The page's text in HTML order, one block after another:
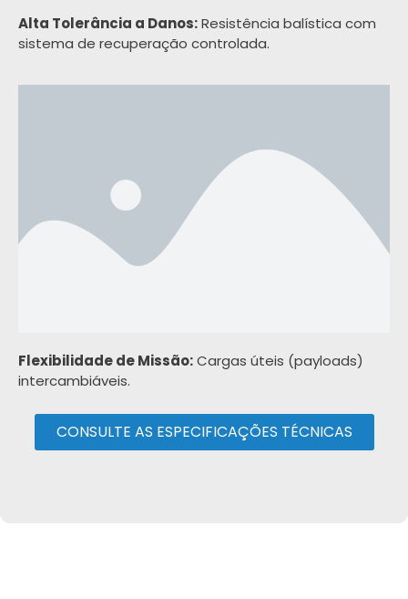
Alta Tolerância a Danos:Resistência balística com
sistema de recuperação controlada.
Flexibilidade de Missão:Cargas úteis (payloads)
intercambiáveis.
CONSULTE AS ESPECIFICAÇÕES TÉCNICAS